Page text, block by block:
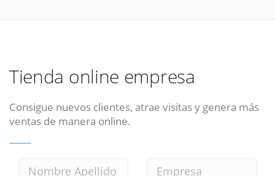
Tienda online empresa
Consigue nuevos clientes, atrae visitas y genera más
ventas de manera online.